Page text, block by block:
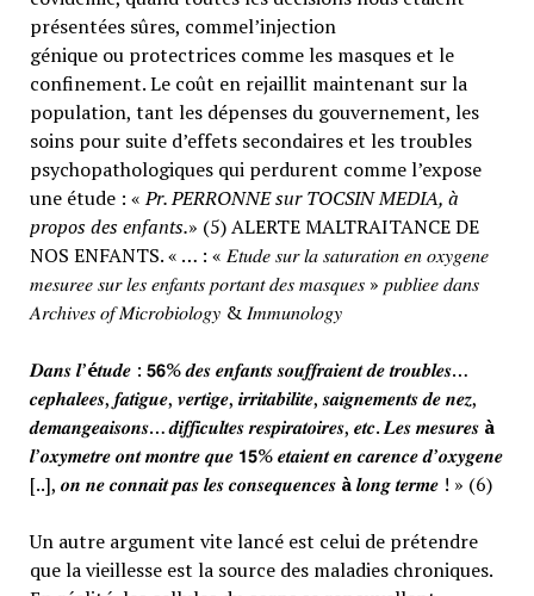
présentées sûres, commel’injection
génique ou protectrices comme les masques et le
confinement. Le coût en rejaillit maintenant sur la
population, tant les dépenses du gouvernement, les
soins pour suite d’effets secondaires et les troubles
psychopathologiques qui perdurent comme l’expose
une étude : «Pr. PERRONNE sur TOCSIN MEDIA, à
propos des enfants.» (5) ALERTE MALTRAITANCE DE
NOS ENFANTS. « … : « 𝐸𝑡𝑢𝑑𝑒 𝑠𝑢𝑟 𝑙𝑎 𝑠𝑎𝑡𝑢𝑟𝑎𝑡𝑖𝑜𝑛 𝑒𝑛 𝑜𝑥𝑦𝑔𝑒𝑛𝑒
𝑚𝑒𝑠𝑢𝑟𝑒𝑒 𝑠𝑢𝑟 𝑙𝑒𝑠 𝑒𝑛𝑓𝑎𝑛𝑡𝑠 𝑝𝑜𝑟𝑡𝑎𝑛𝑡 𝑑𝑒𝑠 𝑚𝑎𝑠𝑞𝑢𝑒𝑠 » 𝑝𝑢𝑏𝑙𝑖𝑒𝑒 𝑑𝑎𝑛𝑠
𝐴𝑟𝑐ℎ𝑖𝑣𝑒𝑠 𝑜𝑓 𝑀𝑖𝑐𝑟𝑜𝑏𝑖𝑜𝑙𝑜𝑔𝑦 & 𝐼𝑚𝑚𝑢𝑛𝑜𝑙𝑜𝑔𝑦
𝑫𝒂𝒏𝒔 𝒍’é𝒕𝒖𝒅𝒆 : 𝟱𝟲% 𝒅𝒆𝒔 𝒆𝒏𝒇𝒂𝒏𝒕𝒔 𝒔𝒐𝒖𝒇𝒇𝒓𝒂𝒊𝒆𝒏𝒕 𝒅𝒆 𝒕𝒓𝒐𝒖𝒃𝒍𝒆𝒔…
𝒄𝒆𝒑𝒉𝒂𝒍𝒆𝒆𝒔, 𝒇𝒂𝒕𝒊𝒈𝒖𝒆, 𝒗𝒆𝒓𝒕𝒊𝒈𝒆, 𝒊𝒓𝒓𝒊𝒕𝒂𝒃𝒊𝒍𝒊𝒕𝒆, 𝒔𝒂𝒊𝒈𝒏𝒆𝒎𝒆𝒏𝒕𝒔 𝒅𝒆 𝒏𝒆𝒛,
𝒅𝒆𝒎𝒂𝒏𝒈𝒆𝒂𝒊𝒔𝒐𝒏𝒔… 𝒅𝒊𝒇𝒇𝒊𝒄𝒖𝒍𝒕𝒆𝒔 𝒓𝒆𝒔𝒑𝒊𝒓𝒂𝒕𝒐𝒊𝒓𝒆𝒔, 𝒆𝒕𝒄. 𝑳𝒆𝒔 𝒎𝒆𝒔𝒖𝒓𝒆𝒔 à
𝒍’𝒐𝒙𝒚𝒎𝒆𝒕𝒓𝒆 𝒐𝒏𝒕 𝒎𝒐𝒏𝒕𝒓𝒆 𝒒𝒖𝒆 𝟭𝟱% 𝒆𝒕𝒂𝒊𝒆𝒏𝒕 𝒆𝒏 𝒄𝒂𝒓𝒆𝒏𝒄𝒆 𝒅’𝒐𝒙𝒚𝒈𝒆𝒏𝒆
[..], 𝒐𝒏 𝒏𝒆 𝒄𝒐𝒏𝒏𝒂𝒊𝒕 𝒑𝒂𝒔 𝒍𝒆𝒔 𝒄𝒐𝒏𝒔𝒆𝒒𝒖𝒆𝒏𝒄𝒆𝒔 à𝒍𝒐𝒏𝒈 𝒕𝒆𝒓𝒎𝒆 ! » (6)
Un autre argument vite lancé est celui de prétendre
que la vieillesse est la source des maladies chroniques.